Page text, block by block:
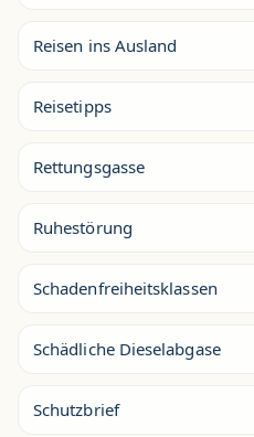
Reisen ins Ausland
Reisetipps
Rettungsgasse
Ruhestörung
Schadenfreiheitsklassen
Schädliche Dieselabgase
Schutzbrief